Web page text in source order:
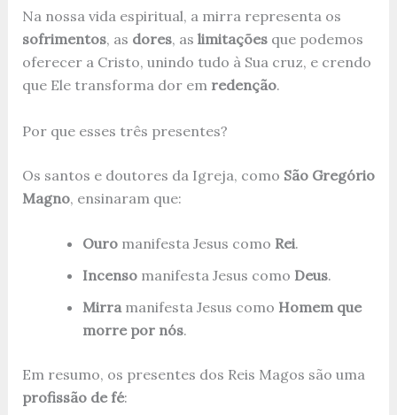
Na nossa vida espiritual, a mirra representa os
sofrimentos, as dores, as limitaçõesque podemos
oferecer a Cristo, unindo tudo à Sua cruz, e crendo
que Ele transforma dor em redenção.
Por que esses três presentes?
Os santos e doutores da Igreja, como São Gregório
Magno, ensinaram que:
Ouromanifesta Jesus como Rei.
Incensomanifesta Jesus como Deus.
Mirramanifesta Jesus como Homem que
morre por nós.
Em resumo, os presentes dos Reis Magos são uma
profissão de fé: